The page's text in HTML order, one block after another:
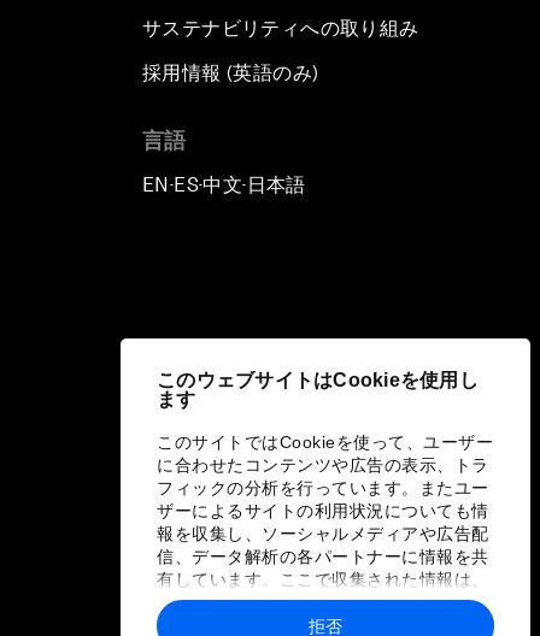
このウェブサイトはCookieを使用し
ます
このサイトではCookieを使って、ユーザー
に合わせたコンテンツや広告の表示、トラ
フィックの分析を行っています。またユー
ザーによるサイトの利用状況についても情
報を収集し、ソーシャルメディアや広告配
信、データ解析の各パートナーに情報を共
有しています。ここで収集された情報は、
ユーザーが各パートナーに提供した他の情
報や各パートナーのサービスを使用した際
拒否
サステナビリティへの取り組み
採用情報 (英語のみ)
言語
EN ▪ES▪中文▪ 日本語